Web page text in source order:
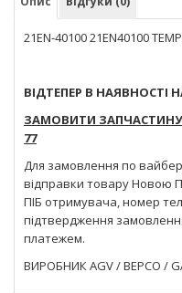
21EN-40100 21EN40100
ВІДТЕПЕР В НАЯВНОСТІ
ЗАМОВИТИ ЗАПЧАСТИНУ
77
Для замовлення по
відправки товару Новою
ПІБ отримувача, номер
підтвердження
платежем.
ВИРОБНИК AGV / BEPCO /